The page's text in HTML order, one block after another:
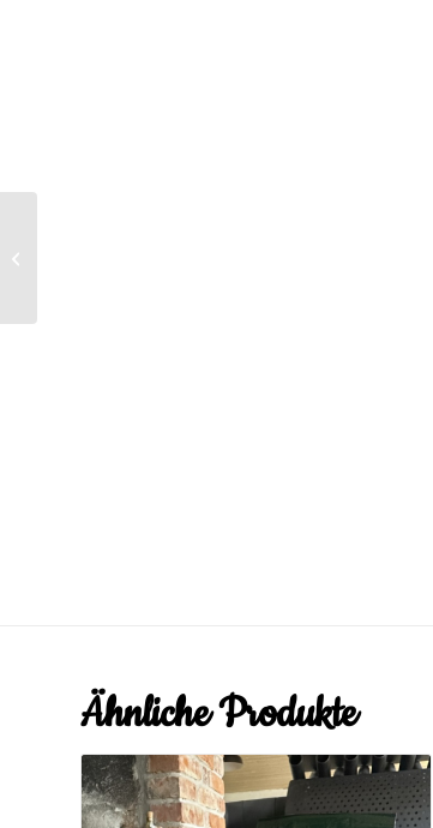
Ähnliche Produkte